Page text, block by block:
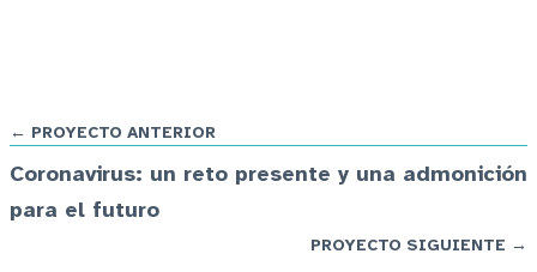
← PROYECTO ANTERIOR
Coronavirus: un reto presente y una admonición
para el futuro
PROYECTO SIGUIENTE →